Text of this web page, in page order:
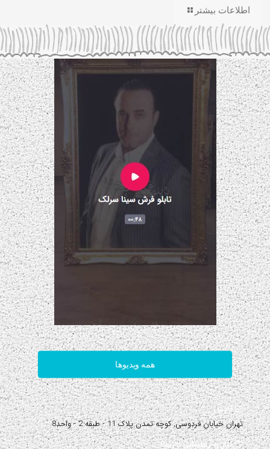
اطلاعات بیشتر
همه ویدیوها
آدرس:
تهران خیابان فردوسی, کوچه تمدن پلاک 11 - طبقه 2 - واحد8
نیاز به راهنمایی دارید؟